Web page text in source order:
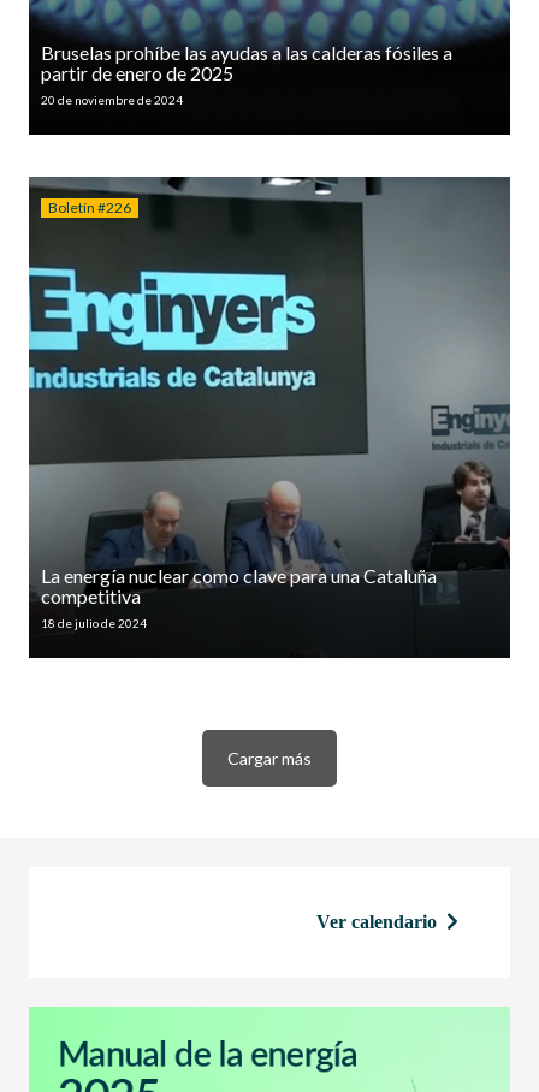
Bruselas prohíbe las ayudas a las calderas fósiles a
partir de enero de 2025
20 de noviembre de 2024
Boletín #226
La energía nuclear como clave para una Cataluña
competitiva
18 de julio de 2024
Cargar más
Ver calendario